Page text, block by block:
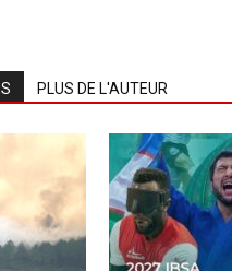
PLUS DE L'AUTEUR